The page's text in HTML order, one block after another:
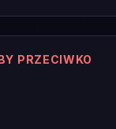
PRZECIWKO